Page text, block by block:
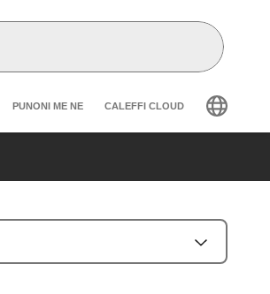
navigation
PUNONI ME NE CALEFFI CLOUD